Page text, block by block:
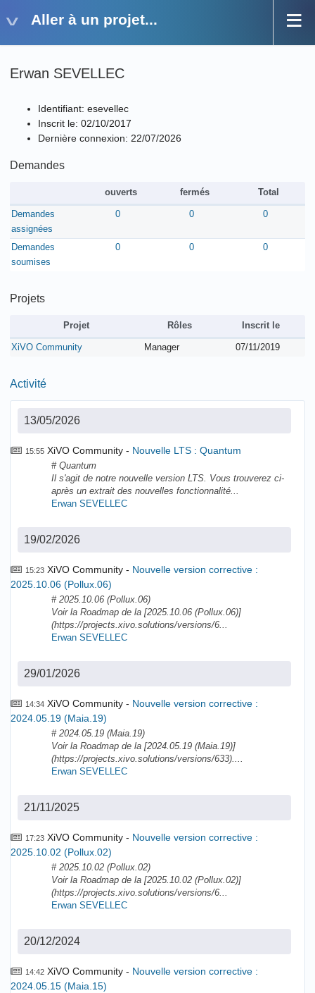
Aller à un projet...
Erwan SEVELLEC
Identifiant: esevellec
Inscrit le: 02/10/2017
Dernière connexion: 22/07/2026
Demandes
ouverts fermés Total
Demandes
assignées
0 0 0
Demandes
soumises
0 0 0
Projets
Projet Rôles Inscrit le
XiVO Community Manager 07/11/2019
Activité
13/05/2026
15:55 XiVO Community Nouvelle LTS : Quantum
# Quantum
Il s'agit de notre nouvelle version LTS. Vous trouverez ci-
après un extrait des nouvelles fonctionnalité...
Erwan SEVELLEC
19/02/2026
15:23 XiVO Community
Nouvelle version corrective :
2025.10.06 (Pollux.06)
# 2025.10.06 (Pollux.06)
Voir la Roadmap de la [2025.10.06 (Pollux.06)]
(https://projects.xivo.solutions/versions/6...
Erwan SEVELLEC
29/01/2026
14:34 XiVO Community
Nouvelle version corrective :
2024.05.19 (Maia.19)
# 2024.05.19 (Maia.19)
Voir la Roadmap de la [2024.05.19 (Maia.19)]
(https://projects.xivo.solutions/versions/633)....
Erwan SEVELLEC
21/11/2025
17:23 XiVO Community
Nouvelle version corrective :
2025.10.02 (Pollux.02)
# 2025.10.02 (Pollux.02)
Voir la Roadmap de la [2025.10.02 (Pollux.02)]
(https://projects.xivo.solutions/versions/6...
Erwan SEVELLEC
20/12/2024
14:42 XiVO Community
Nouvelle version corrective :
2024.05.15 (Maia.15)